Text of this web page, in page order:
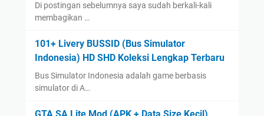
Di postingan sebelumnya saya sudah berkali-kali
membagikan …
101+ Livery BUSSID (Bus Simulator
Indonesia) HD SHD Koleksi Lengkap Terbaru
Bus Simulator Indonesia adalah game berbasis
simulator di A…